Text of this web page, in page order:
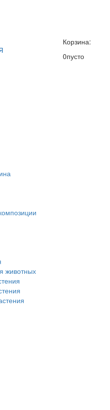
Корзина:
0пусто
животных